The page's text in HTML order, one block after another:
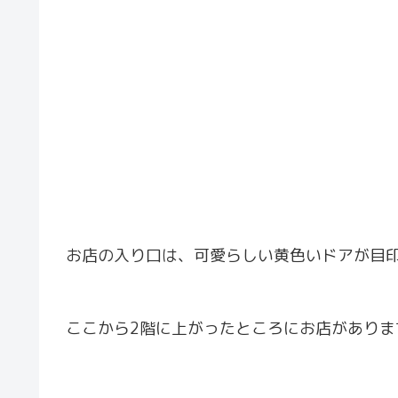
お店の入り口は、可愛らしい黄色いドアが目印
ここから2階に上がったところにお店がありま